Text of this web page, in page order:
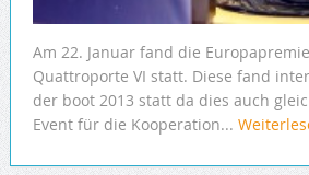
Am 22. Januar fand die
Quattroporte VI statt. Diese fand
der boot 2013 statt da dies auch
Event für die Kooperation...